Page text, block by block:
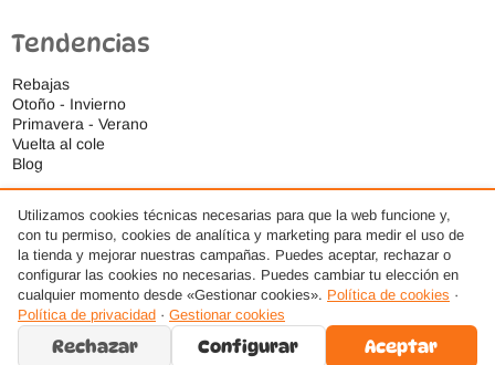
Tendencias
Rebajas
Otoño - Invierno
Primavera - Verano
Vuelta al cole
Blog
© 2026 Ideas Respetuosas S.L., Todos los derechos reservados. · Diseño web por
Utilizamos cookies técnicas necesarias para que la web funcione y,
con tu permiso, cookies de analítica y marketing para medir el uso de
la tienda y mejorar nuestras campañas. Puedes aceptar, rechazar o
configurar las cookies no necesarias. Puedes cambiar tu elección en
cualquier momento desde «Gestionar cookies». Política de cookies ·
Política de privacidad · Gestionar cookies
Rechazar Configurar Aceptar